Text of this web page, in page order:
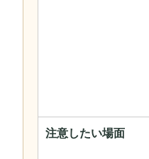
注意したい場面